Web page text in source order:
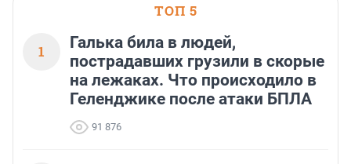
ТОП 5
1
Галька била в людей,
пострадавших грузили в скорые
на лежаках. Что происходило в
Геленджике после атаки БПЛА
91 876